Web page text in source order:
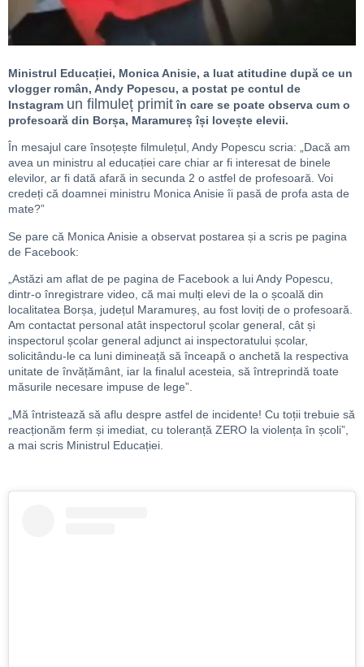
Ministrul Educației, Monica Anisie, a luat atitudine după ce un
vlogger român, Andy Popescu, a postat pe contul de
Instagram un filmuleț primitîn care se poate observa cum o
profesoară din Borșa, Maramureș își lovește elevii.
În mesajul care însoțește filmulețul, Andy Popescu scria: „Dacă am
avea un ministru al educației care chiar ar fi interesat de binele
elevilor, ar fi dată afară in secunda 2 o astfel de profesoară. Voi
credeți că doamnei ministru Monica Anisie îi pasă de profa asta de
mate?”
Se pare că Monica Anisie a observat postarea și a scris pe pagina
de Facebook:
„Astăzi am aflat de pe pagina de Facebook a lui Andy Popescu,
dintr-o înregistrare video, că mai mulți elevi de la o școală din
localitatea Borșa, județul Maramureș, au fost loviți de o profesoară.
Am contactat personal atât inspectorul școlar general, cât și
inspectorul școlar general adjunct ai inspectoratului școlar,
solicitându-le ca luni dimineață să înceapă o anchetă la respectiva
unitate de învățământ, iar la finalul acesteia, să întreprindă toate
măsurile necesare impuse de lege”.
„Mă întristează să aflu despre astfel de incidente! Cu toții trebuie să
reacționăm ferm și imediat, cu toleranță ZERO la violența în școli”,
a mai scris Ministrul Educației.